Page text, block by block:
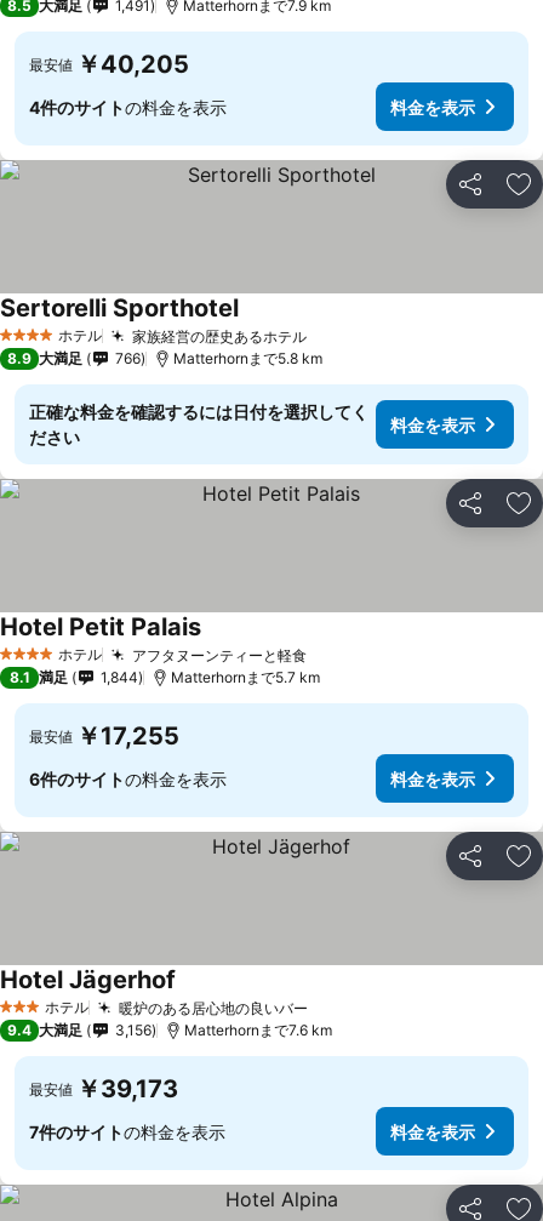
8.5 大満足 1,491 Matterhornまで7.9 km
最安値 ￥40,205
4件のサイトの料金を表示 料金を表示
シェア お
4 ホテルのランク
ホテル 家族経営の歴史あるホテル
Sertorelli Sporthotel
8.9 大満足 766 Matterhornまで5.8 km
正確な料金を確認するには日付を選択してく
ださい
料金を表示
シェア お
4 ホテルのランク
ホテル アフタヌーンティーと軽食
Hotel Petit Palais
8.1 満足 1,844 Matterhornまで5.7 km
最安値 ￥17,255
6件のサイトの料金を表示 料金を表示
シェア お
3 ホテルのランク
ホテル 暖炉のある居心地の良いバー
Hotel Jägerhof
9.4 大満足 3,156 Matterhornまで7.6 km
最安値 ￥39,173
7件のサイトの料金を表示 料金を表示